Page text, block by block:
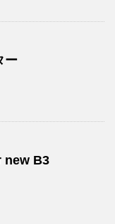
ー
new B3